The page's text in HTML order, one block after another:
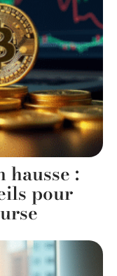
hausse :
pour